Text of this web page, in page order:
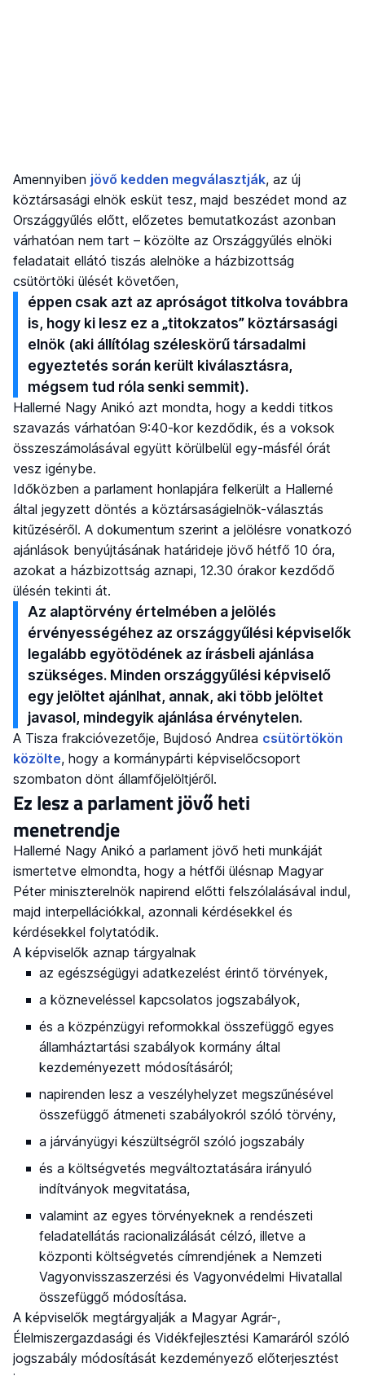
Amennyiben jövő kedden megválasztják, az új
köztársasági elnök esküt tesz, majd beszédet mond az
Országgyűlés előtt, előzetes bemutatkozást azonban
várhatóan nem tart – közölte az Országgyűlés elnöki
feladatait ellátó tiszás alelnöke a házbizottság
csütörtöki ülését követően,
éppen csak azt az apróságot titkolva továbbra
is, hogy ki lesz ez a „titokzatos” köztársasági
elnök (aki állítólag széleskörű társadalmi
egyeztetés során került kiválasztásra,
mégsem tud róla senki semmit).
Hallerné Nagy Anikó azt mondta, hogy a keddi titkos
szavazás várhatóan 9:40-kor kezdődik, és a voksok
összeszámolásával együtt körülbelül egy-másfél órát
vesz igénybe.
Időközben a parlament honlapjára felkerült a Hallerné
által jegyzett döntés a köztársaságielnök-választás
kitűzéséről. A dokumentum szerint a jelölésre vonatkozó
ajánlások benyújtásának határideje jövő hétfő 10 óra,
azokat a házbizottság aznapi, 12.30 órakor kezdődő
ülésén tekinti át.
Az alaptörvény értelmében a jelölés
érvényességéhez az országgyűlési képviselők
legalább egyötödének az írásbeli ajánlása
szükséges. Minden országgyűlési képviselő
egy jelöltet ajánlhat, annak, aki több jelöltet
javasol, mindegyik ajánlása érvénytelen.
A Tisza frakcióvezetője, Bujdosó Andrea csütörtökön
közölte, hogy a kormánypárti képviselőcsoport
szombaton dönt államfőjelöltjéről.
Ez lesz a parlament jövő heti
menetrendje
Hallerné Nagy Anikó a parlament jövő heti munkáját
ismertetve elmondta, hogy a hétfői ülésnap Magyar
Péter miniszterelnök napirend előtti felszólalásával indul,
majd interpellációkkal, azonnali kérdésekkel és
kérdésekkel folytatódik.
A képviselők aznap tárgyalnak
az egészségügyi adatkezelést érintő törvények,
a közneveléssel kapcsolatos jogszabályok,
és a közpénzügyi reformokkal összefüggő egyes
államháztartási szabályok kormány által
kezdeményezett módosításáról;
napirenden lesz a veszélyhelyzet megszűnésével
összefüggő átmeneti szabályokról szóló törvény,
a járványügyi készültségről szóló jogszabály
és a költségvetés megváltoztatására irányuló
indítványok megvitatása,
valamint az egyes törvényeknek a rendészeti
feladatellátás racionalizálását célzó, illetve a
központi költségvetés címrendjének a Nemzeti
Vagyonvisszaszerzési és Vagyonvédelmi Hivatallal
összefüggő módosítása.
A képviselők megtárgyalják a Magyar Agrár-,
Élelmiszergazdasági és Vidékfejlesztési Kamaráról szóló
jogszabály módosítását kezdeményező előterjesztést